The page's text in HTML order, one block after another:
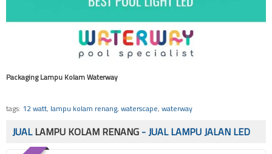
Packaging Lampu Kolam Waterway
tags: 12 watt, lampu kolam renang, waterscape, waterway
JUALLAMPU KOLAM RENANG - JUAL LAMPU JALAN LED